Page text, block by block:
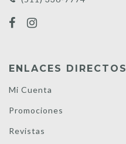
ENLACES DIRECTOS
Mi Cuenta
Promociones
Revistas